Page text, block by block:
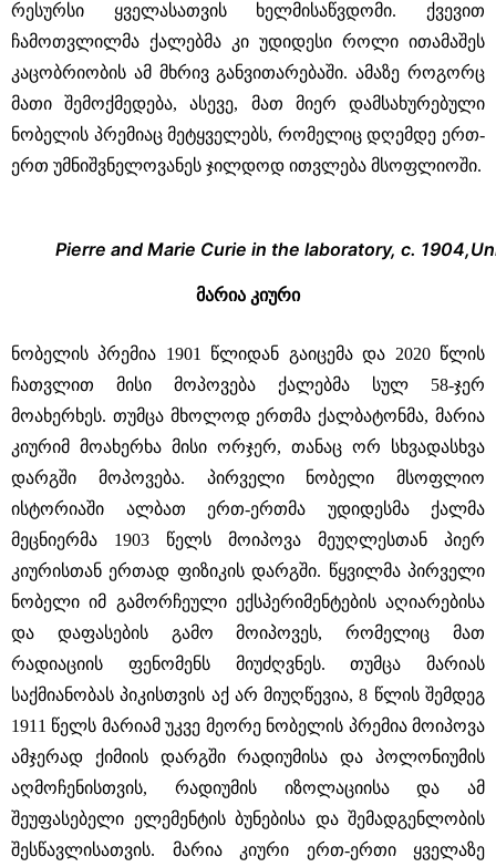
რესურსი ყველასათვის ხელმისაწვდომი. ქვევით
ჩამოთვლილმა ქალებმა კი უდიდესი როლი ითამაშეს
კაცობრიობის ამ მხრივ განვითარებაში. ამაზე როგორც
მათი შემოქმედება, ასევე, მათ მიერ დამსახურებული
ნობელის პრემიაც მეტყველებს, რომელიც დღემდე ერთ-
ერთ უმნიშვნელოვანეს ჯილდოდ ითვლება მსოფლიოში.
Pierre and Marie Curie in the laboratory, c.
მარია კიური
ნობელის პრემია 1901 წლიდან გაიცემა და 2020 წლის
ჩათვლით მისი მოპოვება ქალებმა სულ 58-ჯერ
მოახერხეს. თუმცა მხოლოდ ერთმა ქალბატონმა, მარია
კიურიმ მოახერხა მისი ორჯერ, თანაც ორ სხვადასხვა
დარგში მოპოვება. პირველი ნობელი მსოფლიო
ისტორიაში ალბათ ერთ-ერთმა უდიდესმა ქალმა
მეცნიერმა 1903 წელს მოიპოვა მეუღლესთან პიერ
კიურისთან ერთად ფიზიკის დარგში. წყვილმა პირველი
ნობელი იმ გამორჩეული ექსპერიმენტების აღიარებისა
და დაფასების გამო მოიპოვეს, რომელიც მათ
რადიაციის ფენომენს მიუძღვნეს. თუმცა მარიას
საქმიანობას პიკისთვის აქ არ მიუღწევია, 8 წლის შემდეგ
1911 წელს მარიამ უკვე მეორე ნობელის პრემია მოიპოვა
ამჯერად ქიმიის დარგში რადიუმისა და პოლონიუმის
აღმოჩენისთვის, რადიუმის იზოლაციისა და ამ
შეუფასებელი ელემენტის ბუნებისა და შემადგენლობის
შესწავლისათვის. მარია კიური ერთ-ერთი ყველაზე